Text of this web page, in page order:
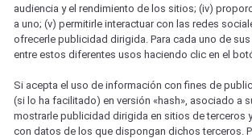
audiencia y el rendimiento de los sitios; (iv)
a uno; (v) permitirle interactuar con las redes
ofrecerle publicidad dirigida. Para cada uno de
entre estos diferentes usos haciendo clic en el
Si acepta el uso de información con fines de
(si lo ha facilitado) en versión «hash», asociado a
mostrarle publicidad dirigida en sitios de terceros
con datos de los que dispongan dichos terceros.